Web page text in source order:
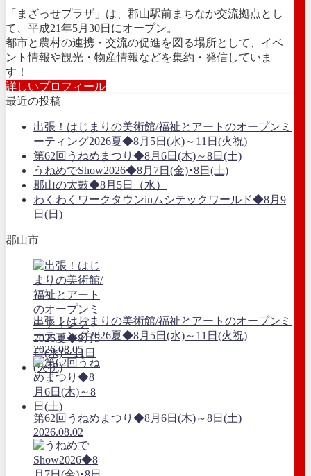
「まざっせプラザ」は、郡山駅前まちなか交流拠点とし
て、平成21年5月30日にオープン。
都市と農村の連携・交流の促進を図る場所として、イベ
ント情報や観光・物産情報などを集約・発信していま
す！
詳しいプロフィール
最近の投稿
出張！はじまりの美術館/福祉とアートのオープンミ
ーティング2026夏◆8月5日(水)～11日(火祝)
第62回うねめまつり◆8月6日(木)～8日(土)
うねめでShow2026◆8月7日(金)･8日(土)
郡山の太鼓◆8月5日（水）
わくわくワークタウンinムシテックワールド◆8月9
日(日)
郡山市
出張！はじまりの美術館/福祉とアートのオープンミ
ーティング2026夏◆8月5日(水)～11日(火祝)
2026.08.05
第62回うねめまつり◆8月6日(木)～8日(土)
2026.08.02